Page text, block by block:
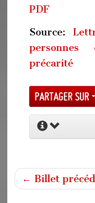
PDF
Source:
précarité
Partager sur
← Billet